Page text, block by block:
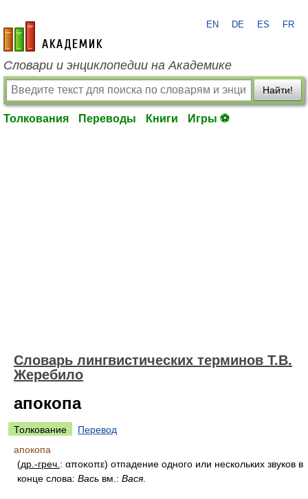
academic.ru
EN DE ES FR
Словари и энциклопедии на Академике
Найти!
Толкования Переводы Книги Игры ⚽
Словарь лингвистических терминов Т.В.
Жеребило
апокопа
Толкование
Перевод
апокопа
(др.-греч. : αποκοπε) отпадение одного или нескольких звуков в
конце слова: Вась вм.: Вася.